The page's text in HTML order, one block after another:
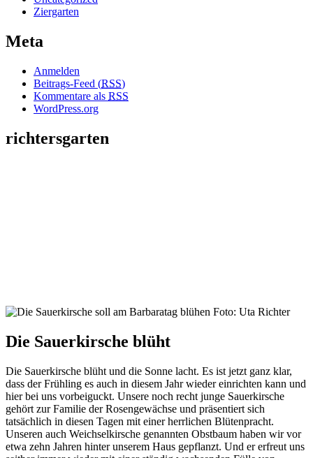
Ziergarten
Meta
Anmelden
Beitrags-Feed (RSS)
Kommentare als RSS
WordPress.org
richtersgarten
Die Sauerkirsche blüht
Die Sauerkirsche blüht und die Sonne lacht. Es ist jetzt ganz klar,
dass der Frühling es auch in diesem Jahr wieder einrichten kann und
hier bei uns vorbeiguckt. Unsere noch recht junge Sauerkirsche
gehört zur Familie der Rosengewächse und präsentiert sich
tatsächlich in diesen Tagen mit einer herrlichen Blütenpracht.
Unseren auch Weichselkirsche genannten Obstbaum haben wir vor
etwa zehn Jahren hinter unserem Haus gepflanzt. Und er erfreut uns